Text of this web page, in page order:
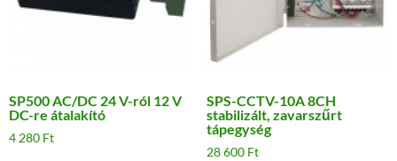
SP500 AC/DC 24 V-ról 12 V
DC-re átalakító
4 280 Ft
SPS-CCTV-10A 8CH
stabilizált, zavarszűrt
tápegység
28 600 Ft